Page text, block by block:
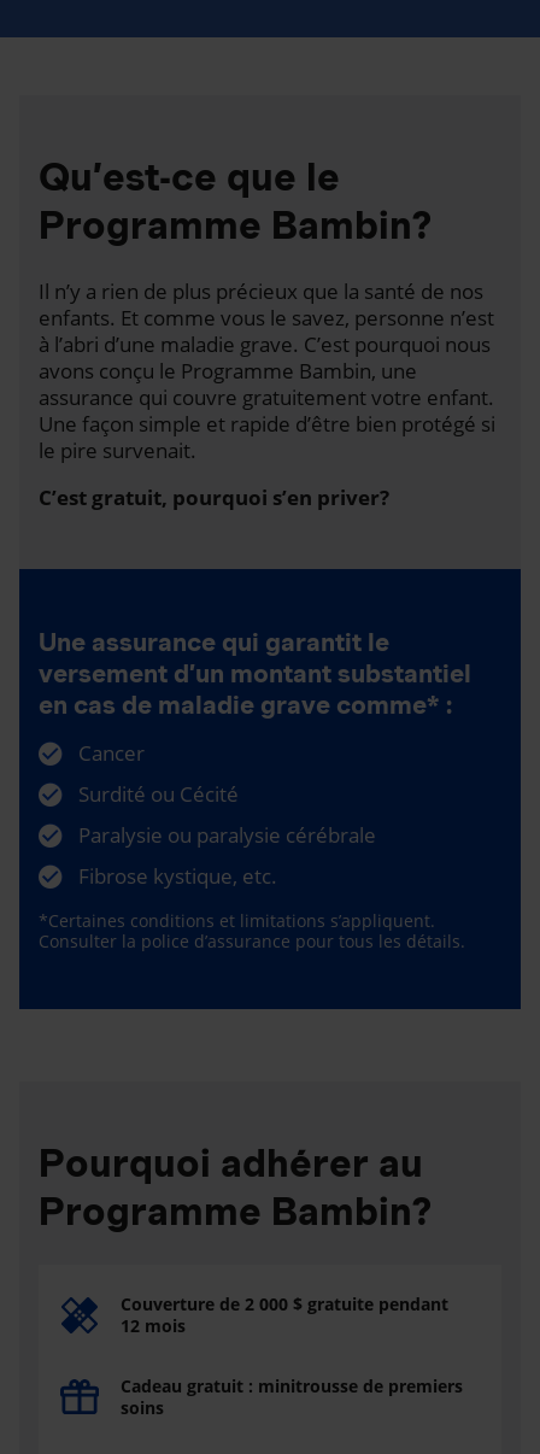
Qu’est-ce que le
Programme Bambin?
Il n’y a rien de plus précieux que la santé de nos
enfants. Et comme vous le savez, personne n’est
à l’abri d’une maladie grave. C’est pourquoi nous
avons conçu le Programme Bambin, une
assurance qui couvre gratuitement votre enfant.
Une façon simple et rapide d’être bien protégé si
le pire survenait.
C’est gratuit, pourquoi s’en priver?
Une assurance qui garantit le
versement d’un montant substantiel
en cas de maladie grave comme* :
Cancer
Surdité ou Cécité
Paralysie ou paralysie cérébrale
Fibrose kystique, etc.
*Certaines conditions et limitations s’appliquent.
Consulter la police d’assurance pour tous les détails.
Pourquoi adhérer au
Programme Bambin?
Couverture de 2 000 $ gratuite pendant
12 mois
Cadeau gratuit : minitrousse de premiers
soins